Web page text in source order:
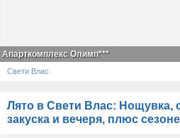
Апарткомплекс Олимп***
Свети Влас
Лято в Свети Влас: Нощувка,
закуска и вечеря, плюс